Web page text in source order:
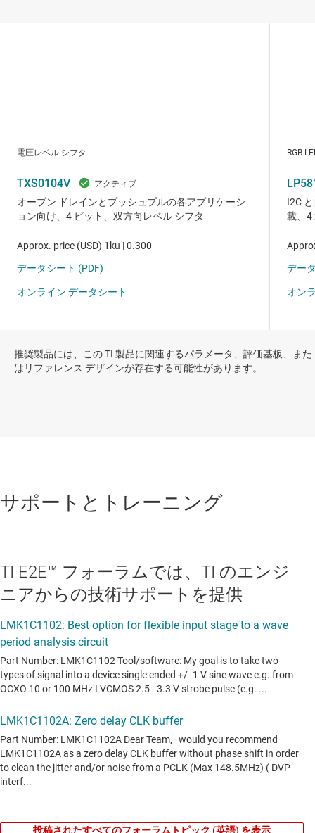
推奨製品には、この TI 製品に関連するパラメータ、評価基板、また
はリファレンス デザインが存在する可能性があります。
サポートとトレーニング
TI E2E™ フォーラムでは、TI のエンジ
ニアからの技術サポートを提供
投稿されたすべてのフォーラムトピック (英語) を表示